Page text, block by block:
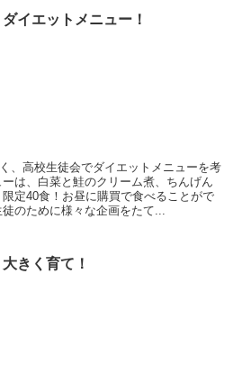
ダイエットメニュー！
、高校生徒会でダイエットメニューを考
は、白菜と鮭のクリーム煮、ちんげん
定40食！お昼に購買で食べることがで
のために様々な企画をたて...
大きく育て！